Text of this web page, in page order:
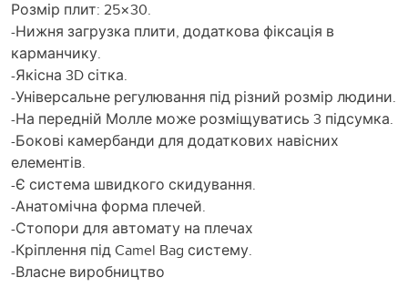
Розмір плит: 25×30.
-Нижня загрузка плити, додаткова фіксація в
карманчику.
-Якісна 3D сітка.
-Універсальне регулювання під різний розмір людини.
-На передній Молле може розміщуватись 3 підсумка.
-Бокові камербанди для додаткових навісних
елементів.
-Є система швидкого скидування.
-Анатомічна форма плечей.
-Стопори для автомату на плечах
-Кріплення під Camel Bag систему.
-Власне виробництво